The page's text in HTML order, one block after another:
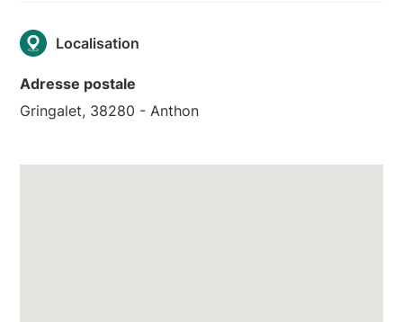
Localisation
Adresse postale
Gringalet, 38280 - Anthon